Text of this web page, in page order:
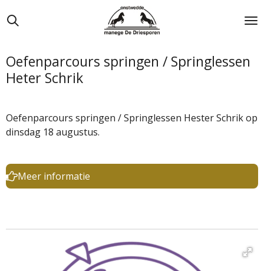
direct
de
hoofdinhoud
Oefenparcours springen / Springlessen
Heter Schrik
Oefenparcours springen / Springlessen Hester Schrik op
dinsdag 18 augustus.
Meer informatie